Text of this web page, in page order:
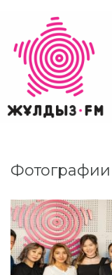
основному
содержанию
Фотографии